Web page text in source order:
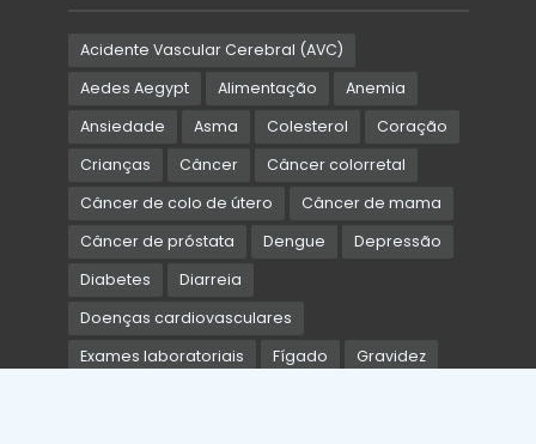
Acidente Vascular Cerebral (AVC)
Aedes Aegypt
Alimentação
Anemia
Ansiedade
Asma Colesterol
Coração
Crianças
Câncer
Câncer colorretal
Câncer de colo de útero
Câncer de mama
Câncer de próstata
Dengue
Depressão
Diabetes
Diarreia
Doenças cardiovasculares
Exames laboratoriais
Fígado
Gravidez